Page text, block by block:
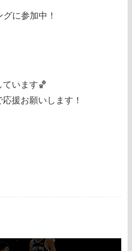
に参加中！
います🏀
援お願いします！